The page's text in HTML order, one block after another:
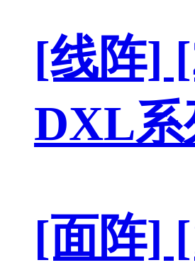
[线阵]
DXL系
[面阵]